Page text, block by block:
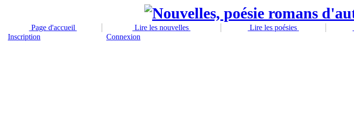
Page d'accueil Lire les nouvelles Lire les poésies
Inscription
Connexion